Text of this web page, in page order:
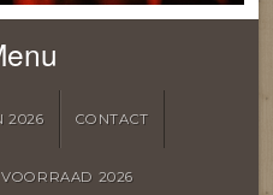
2026 CONTACT
VOORRAAD 2026